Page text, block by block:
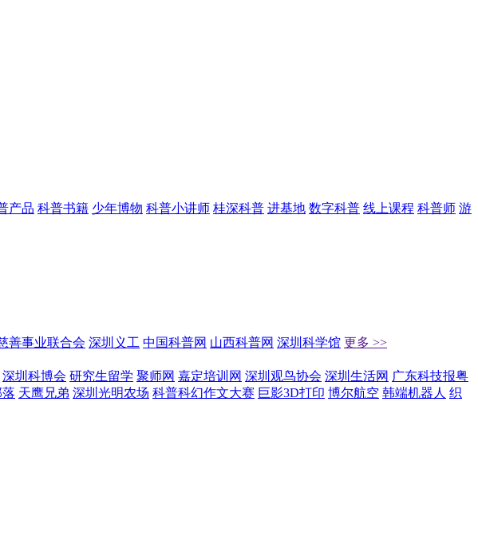
产品 科普书籍 少年博物 科普小讲师 桂深科普 进基地 数字科普 线上课程 科普师 游
善事业联合会 深圳义工 中国科普网 山西科普网 深圳科学馆 更多 >>
深圳科博会 研究生留学 聚师网 嘉定培训网 深圳观鸟协会 深圳生活网 广东科技报粤
天鹰兄弟 深圳光明农场 科普科幻作文大赛 巨影3D打印 博尔航空 韩端机器人 织